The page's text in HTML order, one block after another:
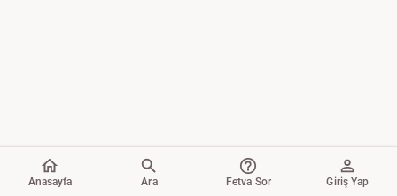
Anasayfa Ara Fetva Sor Giriş Yap